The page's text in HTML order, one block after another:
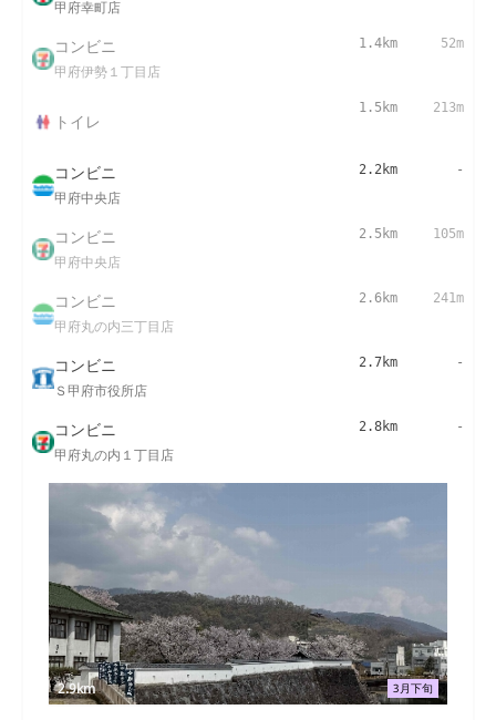
甲府幸町店
コンビニ
甲府伊勢１丁目店
1.4km 52m
トイレ
1.5km 213m
コンビニ
甲府中央店
2.2km -
コンビニ
甲府中央店
2.5km 105m
コンビニ
甲府丸の内三丁目店
2.6km 241m
コンビニ
Ｓ甲府市役所店
2.7km -
コンビニ
甲府丸の内１丁目店
2.8km -
3月下旬
2.9km